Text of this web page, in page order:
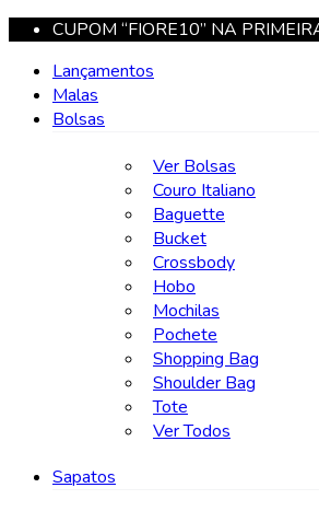
CUPOM “FIORE10” NA
Lançamentos
Malas
Bolsas
Ver Bolsas
Couro Italiano
Baguette
Bucket
Crossbody
Hobo
Mochilas
Pochete
Shopping Bag
Shoulder Bag
Tote
Ver Todos
Sapatos